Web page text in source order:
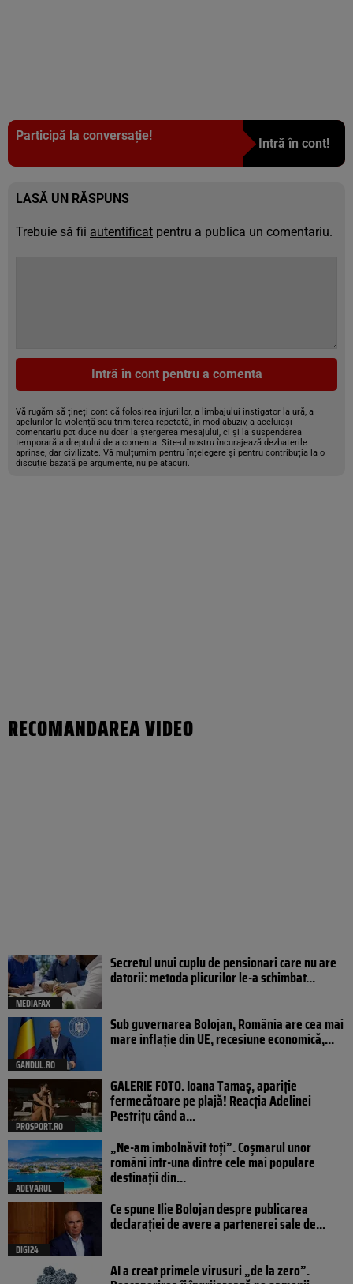
Participă la conversație!
Intră în cont!
LASĂ UN RĂSPUNS
Trebuie să fii autentificat pentru a publica un comentariu.
Intră în cont pentru a comenta
Vă rugăm să țineți cont că folosirea injuriilor, a limbajului instigator la ură, a
apelurilor la violență sau trimiterea repetată, în mod abuziv, a aceluiași
comentariu pot duce nu doar la ștergerea mesajului, ci și la suspendarea
temporară a dreptului de a comenta. Site-ul nostru încurajează dezbaterile
aprinse, dar civilizate. Vă mulțumim pentru înțelegere și pentru contribuția la o
discuție bazată pe argumente, nu pe atacuri.
RECOMANDAREA VIDEO
MEDIAFAX
Secretul unui cuplu de pensionari care nu are
datorii: metoda plicurilor le-a schimbat...
GANDUL.RO
Sub guvernarea Bolojan, România are cea mai
mare inflație din UE, recesiune economică,...
PROSPORT.RO
GALERIE FOTO. Ioana Tamaş, apariție
fermecătoare pe plajă! Reacția Adelinei
Pestrițu când a...
ADEVARUL
„Ne-am îmbolnăvit toți”. Coșmarul unor
români într-una dintre cele mai populare
destinații din...
DIGI24
Ce spune Ilie Bolojan despre publicarea
declarației de avere a partenerei sale de...
AI a creat primele virusuri „de la zero”.